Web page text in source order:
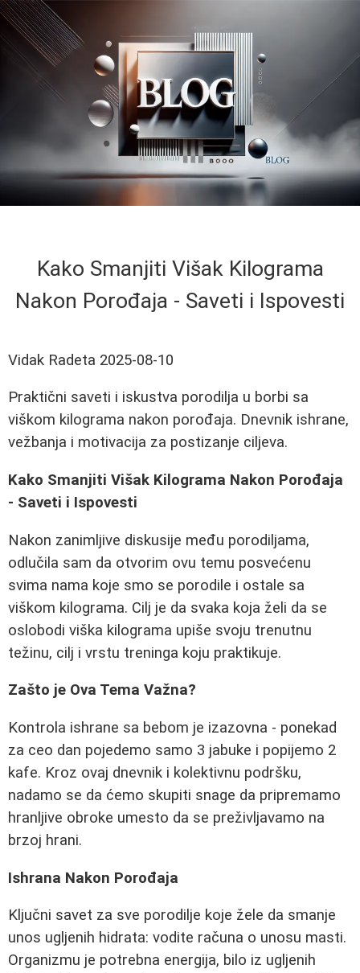
Kako Smanjiti Višak Kilograma
Nakon Porođaja - Saveti i Ispovesti
Vidak Radeta 2025-08-10
Praktični saveti i iskustva porodilja u borbi sa
viškom kilograma nakon porođaja. Dnevnik ishrane,
vežbanja i motivacija za postizanje ciljeva.
Kako Smanjiti Višak Kilograma Nakon Porođaja
- Saveti i Ispovesti
Nakon zanimljive diskusije među porodiljama,
odlučila sam da otvorim ovu temu posvećenu
svima nama koje smo se porodile i ostale sa
viškom kilograma. Cilj je da svaka koja želi da se
oslobodi viška kilograma upiše svoju trenutnu
težinu, cilj i vrstu treninga koju praktikuje.
Zašto je Ova Tema Važna?
Kontrola ishrane sa bebom je izazovna - ponekad
za ceo dan pojedemo samo 3 jabuke i popijemo 2
kafe. Kroz ovaj dnevnik i kolektivnu podršku,
nadamo se da ćemo skupiti snage da pripremamo
hranljive obroke umesto da se preživljavamo na
brzoj hrani.
Ishrana Nakon Porođaja
Ključni savet za sve porodilje koje žele da smanje
unos ugljenih hidrata: vodite računa o unosu masti.
Organizmu je potrebna energija, bilo iz ugljenih